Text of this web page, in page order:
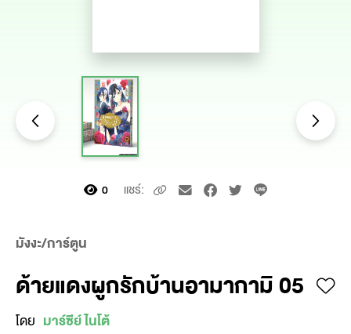
0 แชร์:
มังงะ/การ์ตูน
ด้ายแดงผูกรักบ้านอามากามิ 05
โดย มาร์ซีย์ ไนโต้